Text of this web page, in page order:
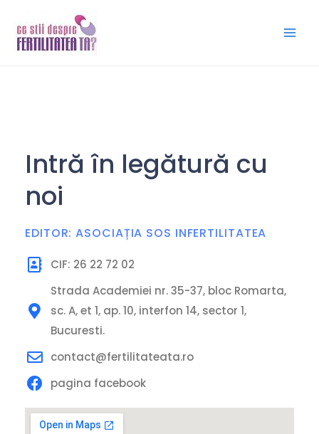
content
Intră în legătură cu
noi
EDITOR: ASOCIAȚIA SOS INFERTILITATEA
CIF: 26 22 72 02
Strada Academiei nr. 35-37, bloc Romarta,
sc. A, et 1, ap. 10, interfon 14, sector 1,
Bucuresti.
contact@fertilitateata.ro
pagina facebook